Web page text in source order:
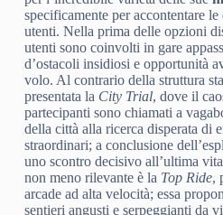
specificamente per accontentare
utenti. Nella prima delle opzioni
utenti sono coinvolti in gare
d’ostacoli insidiosi e opportunità
volo. Al contrario della struttura
presentata la City Trial, dove il
partecipanti sono chiamati a
della città alla ricerca disperata di
straordinari; a conclusione
uno scontro decisivo all’ultima
non meno rilevante è la Top Ride,
arcade ad alta velocità; essa
sentieri angusti e serpeggianti da